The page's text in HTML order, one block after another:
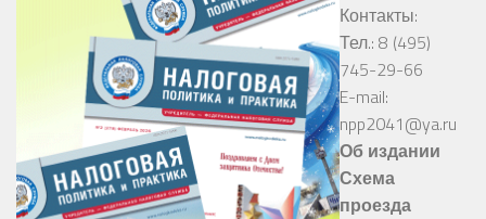
Контакты:
Тел.: 8 (495)
745-29-66
E-mail:
npp2041@ya.ru
Об издании
Схема
проезда